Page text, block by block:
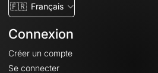
🇫🇷 Français
Connexion
Créer un compte
Se connecter